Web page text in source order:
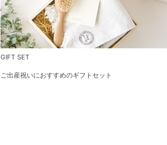
GIFT SET
ご出産祝いにおすすめのギフトセット